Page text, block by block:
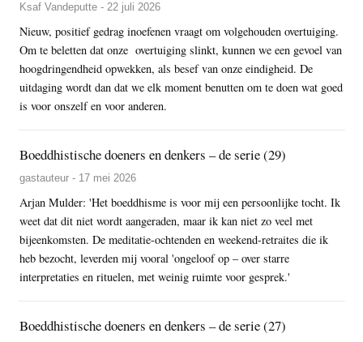
Ksaf Vandeputte - 22 juli 2026
Nieuw, positief gedrag inoefenen vraagt om volgehouden overtuiging.
Om te beletten dat onze overtuiging slinkt, kunnen we een gevoel van
hoogdringendheid opwekken, als besef van onze eindigheid. De
uitdaging wordt dan dat we elk moment benutten om te doen wat goed
is voor onszelf en voor anderen.
Boeddhistische doeners en denkers – de serie (29)
gastauteur - 17 mei 2026
Arjan Mulder: 'Het boeddhisme is voor mij een persoonlijke tocht. Ik
weet dat dit niet wordt aangeraden, maar ik kan niet zo veel met
bijeenkomsten. De meditatie-ochtenden en weekend-retraites die ik
heb bezocht, leverden mij vooral 'ongeloof op – over starre
interpretaties en rituelen, met weinig ruimte voor gesprek.'
Boeddhistische doeners en denkers – de serie (27)